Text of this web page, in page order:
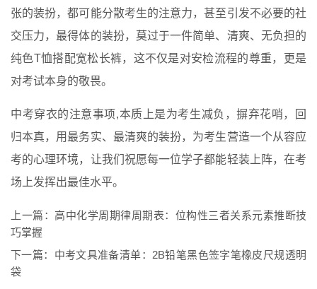
张的装扮，都可能分散考生的注意力，甚至引发不必要的社
交压力，最得体的装扮，莫过于一件简单、清爽、无负担的
纯色T恤搭配宽松长裤，这不仅是对安检流程的尊重，更是
对考试本身的敬畏。
中考穿衣的注意事项,本质上是为考生减负，摒弃花哨，回
归本真，用最务实、最清爽的装扮，为考生营造一个从容应
考的心理环境，让我们祝愿每一位学子都能轻装上阵，在考
场上发挥出最佳水平。
上一篇： 高中化学周期律周期表：位构性三者关系元素推断技
巧掌握
下一篇： 中考文具准备清单：2B铅笔黑色签字笔橡皮尺规透明
袋